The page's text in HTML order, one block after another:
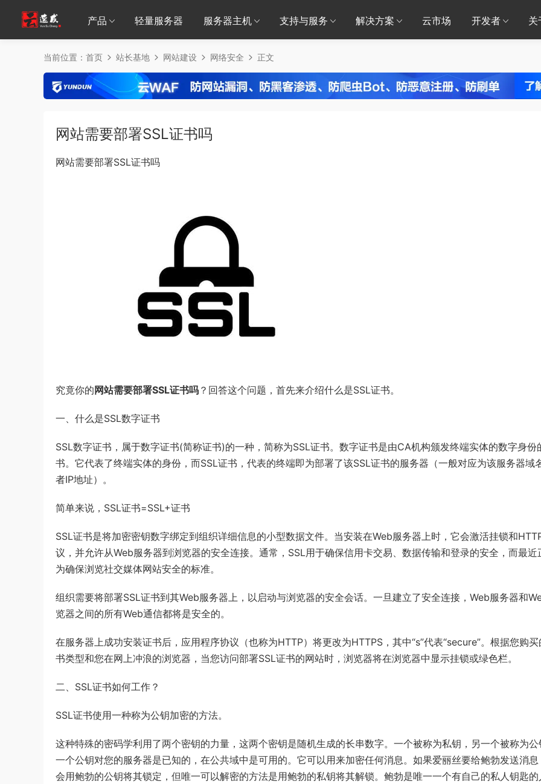
产品 轻量服务器 服务器主机 支持与服务 解决方案 云市场 开发者 关
当前位置： 首页 站长基地 网站建设 网络安全 正文
网站需要部署SSL证书吗
网站需要部署SSL证书吗
究竟你的 网站需要部署SSL证书吗 ？回答这个问题，首先来介绍什么是SSL证书。
一、什么是SSL数字证书
SSL数字证书，属于数字证书(简称证书)的一种，简称为SSL证书。数字证书是由CA机构颁发终端实体的数字身份
书。它代表了终端实体的身份，而SSL证书，代表的终端即为部署了该SSL证书的服务器（一般对应为该服务器域
者IP地址）。
简单来说，SSL证书=SSL+证书
SSL证书是将加密密钥数字绑定到组织详细信息的小型数据文件。当安装在Web服务器上时，它会激活挂锁和
议，并允许从Web服务器到浏览器的安全连接。通常，SSL用于确保信用卡交易、数据传输和登录的安全，而最近
为确保浏览社交媒体网站安全的标准。
组织需要将部署SSL证书到其Web服务器上，以启动与浏览器的安全会话。一旦建立了安全连接，Web服务器和
览器之间的所有Web通信都将是安全的。
在服务器上成功安装证书后，应用程序协议（也称为HTTP）将更改为HTTPS，其中“s”代表“secure”。根据您购
书类型和您在网上冲浪的浏览器，当您访问部署SSL证书的网站时，浏览器将在浏览器中显示挂锁或绿色栏。
二、SSL证书如何工作？
SSL证书使用一种称为公钥加密的方法。
这种特殊的密码学利用了两个密钥的力量，这两个密钥是随机生成的长串数字。一个被称为私钥，另一个被称为公
一个公钥对您的服务器是已知的，在公共域中是可用的。它可以用来加密任何消息。如果爱丽丝要给鲍勃发送消息
会用鲍勃的公钥将其锁定，但唯一可以解密的方法是用鲍勃的私钥将其解锁。鲍勃是唯一一个有自己的私人钥匙的